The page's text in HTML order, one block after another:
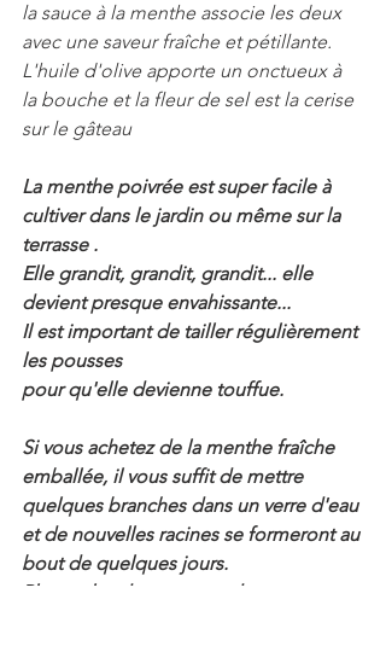
la sauce à la menthe associe les deux
avec une saveur fraîche et pétillante.
L'huile d'olive apporte un onctueux à
la bouche et la fleur de sel est la cerise
sur le gâteau
La menthe poivrée est super facile à
cultiver dans le jardin ou même sur la
terrasse .
Elle grandit, grandit, grandit... elle
devient presque envahissante...
Il est important de tailler régulièrement
les pousses
pour qu'elle devienne touffue.
Si vous achetez de la menthe fraîche
emballée, il vous suffit de mettre
quelques branches dans un verre d'eau
et de nouvelles racines se formeront au
bout de quelques jours.
Plantez-les dans un peu de terreau et